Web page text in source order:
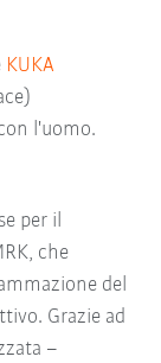
KUKA
l'uomo.
per il
che
del
Grazie ad
–